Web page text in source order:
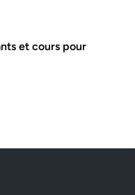
et cours pour